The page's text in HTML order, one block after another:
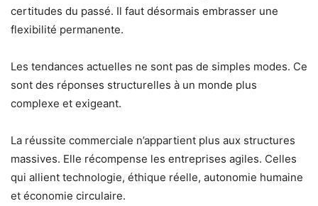
certitudes du passé. Il faut désormais embrasser une
flexibilité permanente.
Les tendances actuelles ne sont pas de simples modes. Ce
sont des réponses structurelles à un monde plus
complexe et exigeant.
La réussite commerciale n’appartient plus aux structures
massives. Elle récompense les entreprises agiles. Celles
qui allient technologie, éthique réelle, autonomie humaine
et économie circulaire.